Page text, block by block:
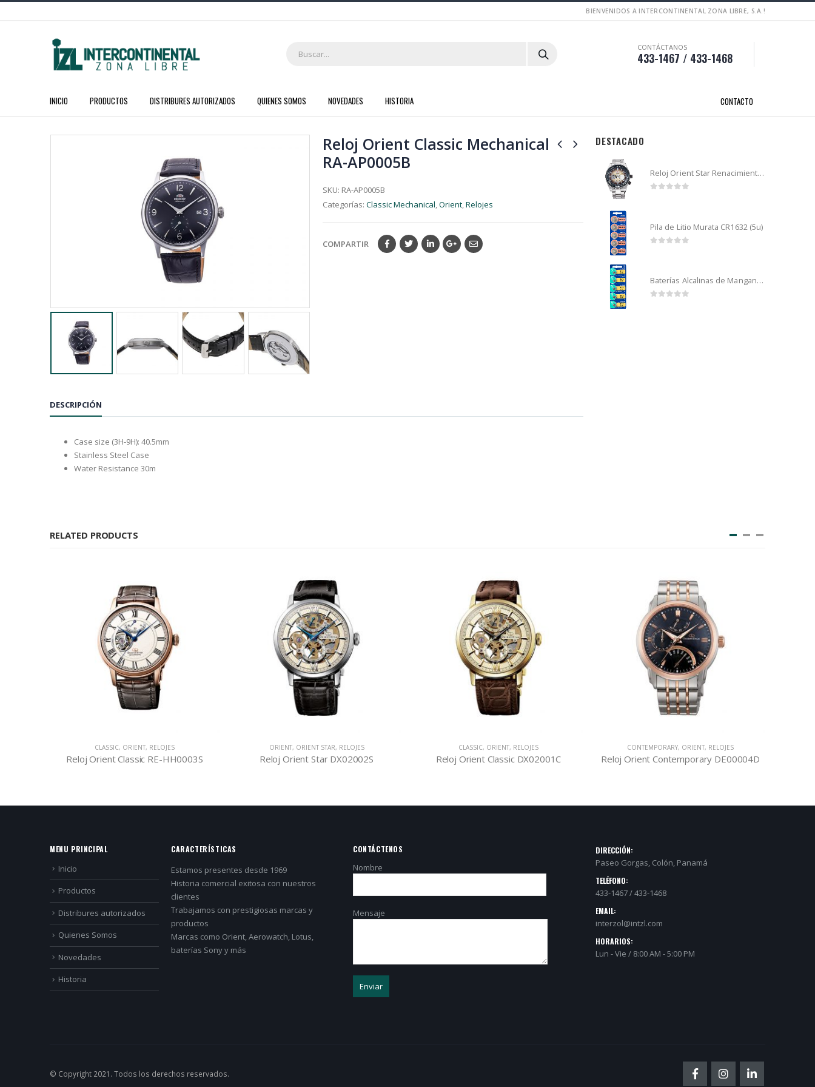
BIENVENIDOS A INTERCONTINENTAL ZONA LIBRE, S.A.!
CONTÁCTANOS
433-1467 / 433-1468
INICIO PRODUCTOS DISTRIBURES AUTORIZADOS QUIENES SOMOS NOVEDADES HISTORIA CONTACTO
Reloj Orient Classic Mechanical
RA-AP0005B
SKU: RA-AP0005B
Categorías: Classic Mechanical,Orient,Relojes
COMPARTIR
DESCRIPCIÓN
Case size (3H-9H): 40.5mm
Stainless Steel Case
Water Resistance 30m
DESTACADO
Reloj Orient Star Renacimiento mecánico - Retro Future Guitar - RA-AR0303G
Pila de Litio Murata CR1632 (5u)
Baterías Alcalinas de Manganeso Murata 192 (5u)
RELATED PRODUCTS
ORIENT, RELOJES
Reloj Orient Classic RE-HH0003S
ORIENT STAR,RELOJES
Reloj Orient Star DX02002S
ORIENT, RELOJES
Reloj Orient Classic DX02001C
CONTEMPORARY,ORIENT, RELOJES
Reloj Orient Contemporary DE00004D
MENU PRINCIPAL
Inicio
Productos
Distribures autorizados
Quienes Somos
Novedades
Historia
CARACTERÍSTICAS
Estamos presentes desde 1969
Historia comercial exitosa con nuestros
clientes
Trabajamos con prestigiosas marcas y
productos
Marcas como Orient, Aerowatch, Lotus,
baterías Sony y más
CONTÁCTENOS
Nombre
Mensaje
DIRECCIÓN:
Paseo Gorgas, Colón, Panamá
TELÉFONO:
433-1467 / 433-1468
EMAIL:
interzol@intzl.com
HORARIOS:
Lun - Vie / 8:00 AM - 5:00 PM
© Copyright 2021. Todos los derechos reservados.